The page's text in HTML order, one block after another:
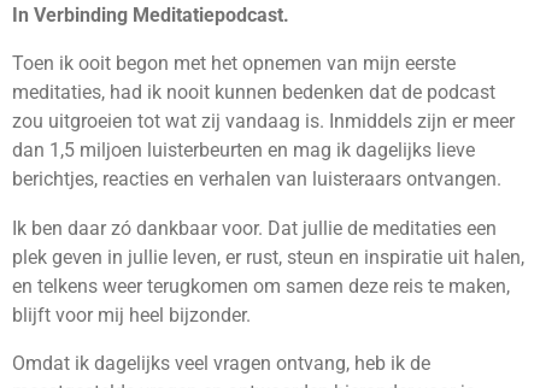
In Verbinding Meditatiepodcast.
Toen ik ooit begon met het opnemen van mijn eerste
meditaties, had ik nooit kunnen bedenken dat de podcast
zou uitgroeien tot wat zij vandaag is. Inmiddels zijn er meer
dan 1,5 miljoen luisterbeurten en mag ik dagelijks lieve
berichtjes, reacties en verhalen van luisteraars ontvangen.
Ik ben daar zó dankbaar voor. Dat jullie de meditaties een
plek geven in jullie leven, er rust, steun en inspiratie uit halen,
en telkens weer terugkomen om samen deze reis te maken,
blijft voor mij heel bijzonder.
Omdat ik dagelijks veel vragen ontvang, heb ik de